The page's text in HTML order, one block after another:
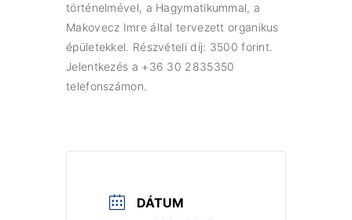
történelmével, a Hagymatikummal, a
Makovecz Imre által tervezett organikus
épületekkel. Részvételi díj: 3500 forint.
Jelentkezés a +36 30 2835350
telefonszámon.
DÁTUM